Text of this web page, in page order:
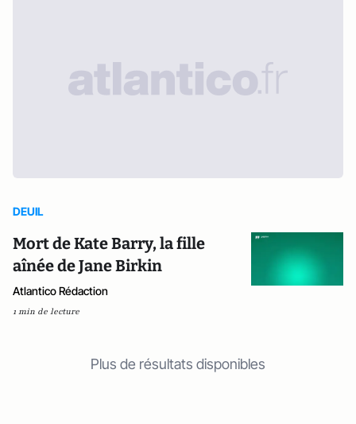
DEUIL
Mort de Kate Barry, la fille
aînée de Jane Birkin
Atlantico Rédaction
1 min de lecture
Plus de résultats disponibles